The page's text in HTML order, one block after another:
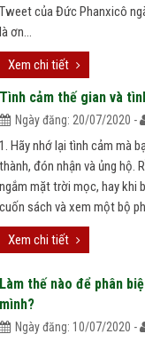
Tweet của Đức Phanxicô
là ơn...
Xem chi tiết
Tình cảm thế gian và
Ngày đăng: 20/07/2020 -
1. Hãy nhớ lại tình cảm mà
thành, đón nhận và ủng hộ.
ngắm mặt trời mọc, hay khi
cuốn sách và xem một bộ
Xem chi tiết
Làm thế nào để phân
mình?
Ngày đăng: 10/07/2020 -